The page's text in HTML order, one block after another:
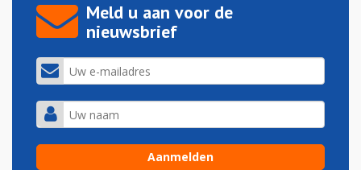
Meld u aan voor de
nieuwsbrief